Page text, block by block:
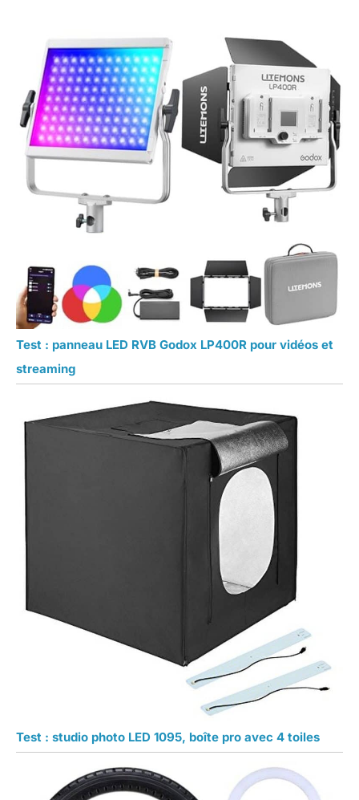
Test : panneau LED RVB Godox LP400R pour vidéos et
streaming
Test : studio photo LED 1095, boîte pro avec 4 toiles